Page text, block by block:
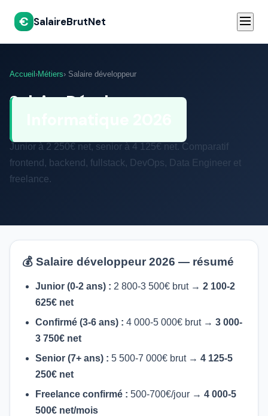
€ SalaireBrutNet
Accueil ›Métiers› Salaire développeur
Salaire Développeur
Junior à 2 250€ net, senior à 4 125€ net. Comparatif
frontend, backend, fullstack, DevOps, Data Engineer et
freelance.
💰 Salaire développeur 2026 — résumé
Junior (0-2 ans) : 2 800-3 500€ brut → 2 100-2
625€ net
Confirmé (3-6 ans) : 4 000-5 000€ brut → 3 000-
3 750€ net
Senior (7+ ans) : 5 500-7 000€ brut → 4 125-5
250€ net
Freelance confirmé : 500-700€/jour → 4 000-5
500€ net/mois